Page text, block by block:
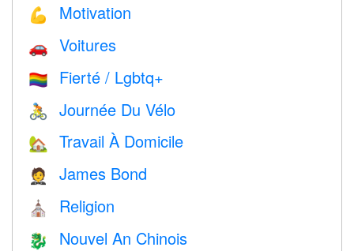
💪 Motivation
🚗 Voitures
🏳️‍🌈 Fierté / Lgbtq+
🚴 Journée Du Vélo
🏡 Travail À Domicile
🤵 James Bond
⛪️ Religion
🐉 Nouvel An Chinois